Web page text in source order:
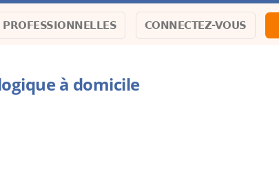
CONNECTEZ-VOUS
à domicile